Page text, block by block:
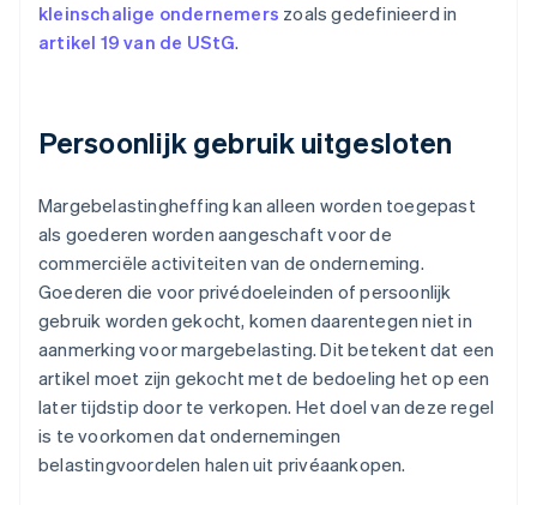
kleinschalige ondernemers zoals gedefinieerd in
artikel 19 van de UStG.
Persoonlijk gebruik uitgesloten
Margebelastingheffing kan alleen worden toegepast
als goederen worden aangeschaft voor de
commerciële activiteiten van de onderneming.
Goederen die voor privédoeleinden of persoonlijk
gebruik worden gekocht, komen daarentegen niet in
aanmerking voor margebelasting. Dit betekent dat een
artikel moet zijn gekocht met de bedoeling het op een
later tijdstip door te verkopen. Het doel van deze regel
is te voorkomen dat ondernemingen
belastingvoordelen halen uit privéaankopen.